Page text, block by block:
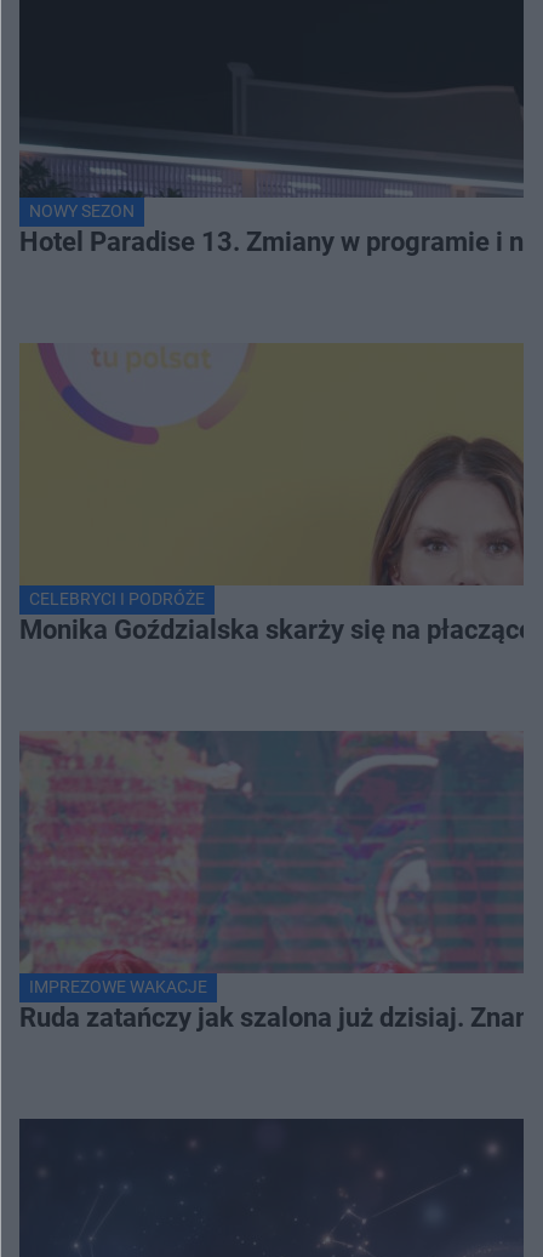
NOWY SEZON
Hotel Paradise 13. Zmiany w programie i
CELEBRYCI I PODRÓŻE
Monika Goździalska skarży się na
IMPREZOWE WAKACJE
Ruda zatańczy jak szalona już dzisiaj.